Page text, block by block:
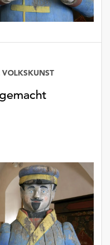
VOLKSKUNST